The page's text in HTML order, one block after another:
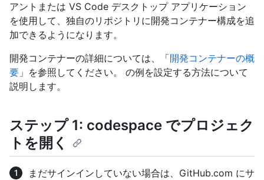
アントまたは VS Code デスクトップ アプリケーション
を使用して、独自のリポジトリに開発コンテナー構成を追
加できるようになります。
開発コンテナーの詳細については、「開発コンテナーの概
要 」を参照してください。 の例を設定する方法について
説明します。
ステップ 1: codespace でプロジェク
トを開く
まだサインインしていない場合は、GitHub.com にサ